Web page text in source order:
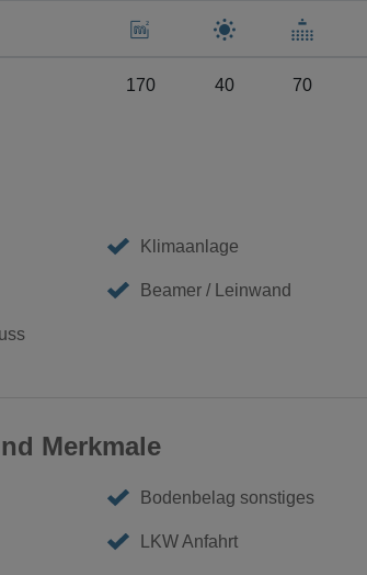
170 40 70
Klimaanlage
Beamer / Leinwand
Merkmale
Bodenbelag sonstiges
LKW Anfahrt